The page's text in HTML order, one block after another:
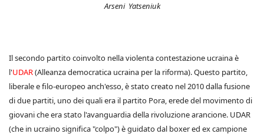
Arseni Yatseniuk
Il secondo partito coinvolto nella violenta contestazione ucraina è
l'UDAR(Alleanza democratica ucraina per la riforma). Questo partito,
liberale e filo-europeo anch'esso, è stato creato nel 2010 dalla fusione
di due partiti, uno dei quali era il partito Pora, erede del movimento di
giovani che era stato l'avanguardia della rivoluzione arancione. UDAR
(che in ucraino significa "colpo") è guidato dal boxer ed ex campione